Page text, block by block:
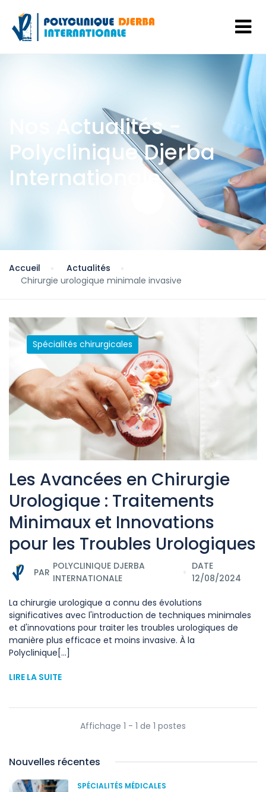
Nos Actualités -
Polyclinique Djerba
Internationale
Accueil
Actualités
Chirurgie urologique minimale invasive
Spécialités chirurgicales
Les Avancées en Chirurgie
Urologique : Traitements
Minimaux et Innovations
pour les Troubles Urologiques
PAR
POLYCLINIQUE DJERBA
INTERNATIONALE
DATE
12/08/2024
La chirurgie urologique a connu des évolutions
significatives avec l'introduction de techniques minimales
et d'innovations pour traiter les troubles urologiques de
manière plus efficace et moins invasive. À la
Polyclinique[...]
LIRE LA SUITE
Affichage 1 - 1 de 1 postes
Nouvelles récentes
SPÉCIALITÉS MÉDICALES